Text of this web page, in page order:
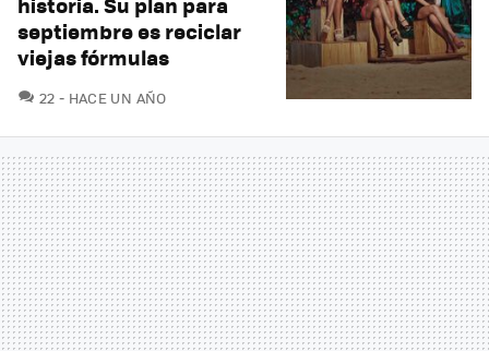
septiembre es reciclar
viejas fórmulas
22 COMENTARIOS
HACE UN AÑO